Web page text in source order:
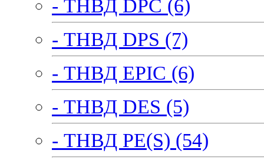
- ТНВД DPC (6)
- ТНВД DPS (7)
- ТНВД EPIC (6)
- ТНВД DES (5)
- ТНВД PE(S) (54)